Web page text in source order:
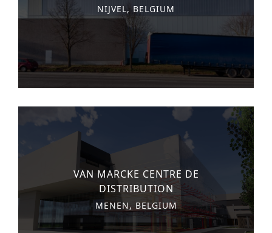
NIJVEL, BELGIUM
VAN MARCKE CENTRE DE
DISTRIBUTION
MENEN, BELGIUM